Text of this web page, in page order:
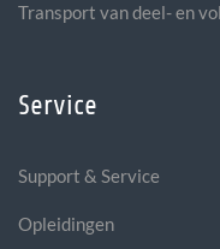
Transport van deel- en
Service
Support & Service
Opleidingen